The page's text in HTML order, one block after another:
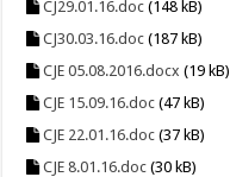
CJ29.01.16.doc (148 kB)
CJ30.03.16.doc (187 kB)
CJE 05.08.2016.docx (19 kB)
CJE 15.09.16.doc (47 kB)
CJE 22.01.16.doc (37 kB)
CJE 8.01.16.doc (30 kB)